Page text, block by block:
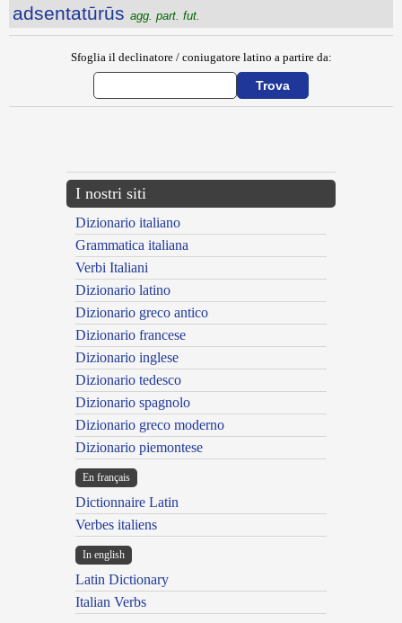
adsentatūrūs agg. part. fut.
Sfoglia il declinatore / coniugatore latino a partire da:
I nostri siti
Dizionario italiano
Grammatica italiana
Verbi Italiani
Dizionario latino
Dizionario greco antico
Dizionario francese
Dizionario inglese
Dizionario tedesco
Dizionario spagnolo
Dizionario greco moderno
Dizionario piemontese
En français
Dictionnaire Latin
Verbes italiens
In english
Latin Dictionary
Italian Verbs